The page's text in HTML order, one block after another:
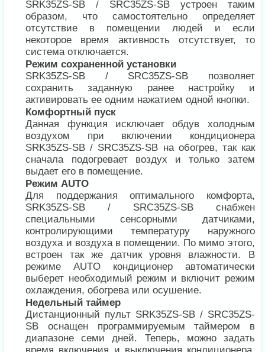
SRK35ZS-SB / SRC35ZS-SB устроен таким
образом, что самостоятельно определяет
отсутствие в помещении людей и если
некоторое время активность отсутствует, то
система отключается.
Режим сохраненной установки
SRK35ZS-SB / SRC35ZS-SB позволяет
сохранить заданную ранее настройку и
активировать ее одним нажатием одной кнопки.
Комфортный пуск
Данная функция исключает обдув холодным
воздухом при включении кондиционера
SRK35ZS-SB / SRC35ZS-SB на обогрев, так как
сначала подогревает воздух и только затем
выдает его в помещение.
Режим AUTO
Для поддержания оптимального комфорта,
SRK35ZS-SB / SRC35ZS-SB снабжен
специальными сенсорными датчиками,
контролирующими температуру наружного
воздуха и воздуха в помещении. По мимо этого,
встроен так же датчик уровня влажности. В
режиме AUTO кондиционер автоматически
выберет необходимый режим и включит режим
охлаждения, обогрева или осушение.
Недельный таймер
Дистанционный пульт SRK35ZS-SB / SRC35ZS-
SB оснащен программируемым таймером в
диапазоне семи дней. Теперь, можно задать